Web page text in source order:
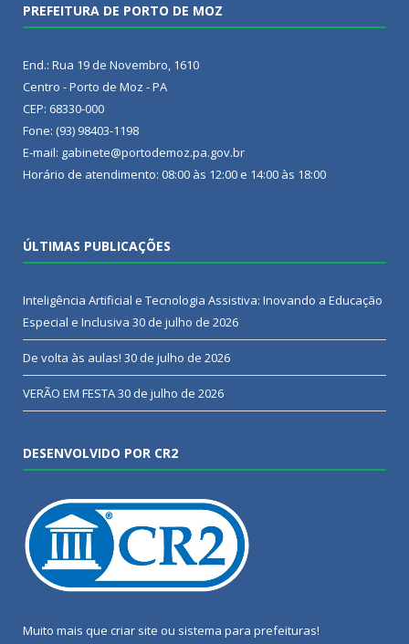
PREFEITURA DE PORTO DE MOZ
End.: Rua 19 de Novembro, 1610
Centro - Porto de Moz - PA
CEP: 68330-000
Fone: (93) 98403-1198
E-mail: gabinete@portodemoz.pa.gov.br
Horário de atendimento: 08:00 às 12:00 e 14:00 às 18:00
ÚLTIMAS PUBLICAÇÕES
Inteligência Artificial e Tecnologia Assistiva: Inovando a Educação
Especial e Inclusiva 30 de julho de 2026
De volta às aulas! 30 de julho de 2026
VERÃO EM FESTA30 de julho de 2026
DESENVOLVIDO POR CR2
Muito mais que criar site ou sistema para prefeituras!